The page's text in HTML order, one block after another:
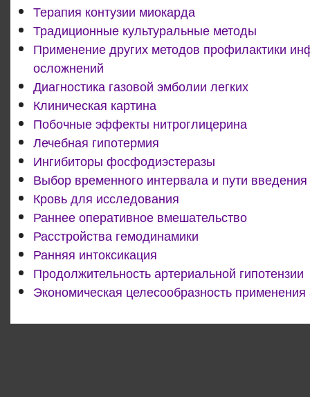
Терапия контузии миокарда
Традиционные культуральные методы
Применение других методов профилактики
осложнений
Диагностика газовой эмболии легких
Клиническая картина
Побочные эффекты нитроглицерина
Лечебная гипотермия
Ингибиторы фосфодиэстеразы
Выбор временного интервала и пути введения
Кровь для исследования
Раннее оперативное вмешательство
Расстройства гемодинамики
Ранняя интоксикация
Продолжительность артериальной гипотензии
Экономическая целесообразность применения